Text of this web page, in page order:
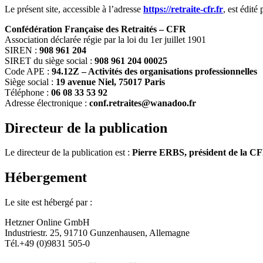
Le présent site, accessible à l’adresse https://retraite-cfr.fr, est édité
Confédération Française des Retraités – CFR
Association déclarée régie par la loi du 1er juillet 1901
SIREN : 908 961 204
SIRET du siège social : 908 961 204 00025
Code APE : 94.12Z – Activités des organisations professionnelles
Siège social : 19 avenue Niel, 75017 Paris
Téléphone : 06 08 33 53 92
Adresse électronique : conf.retraites@wanadoo.fr
Directeur de la publication
Le directeur de la publication est : Pierre ERBS, président de la
Hébergement
Le site est hébergé par :
Hetzner Online GmbH
Industriestr. 25, 91710 Gunzenhausen, Allemagne
Tél.+49 (0)9831 505-0